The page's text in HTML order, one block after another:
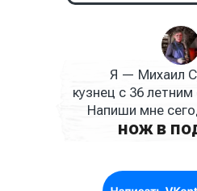
Я — Михаил
кузнец с 36
Напиши мне
нож в